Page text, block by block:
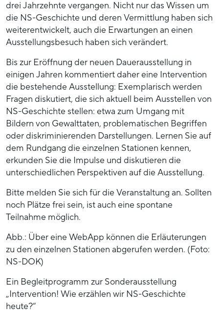
drei Jahrzehnte vergangen. Nicht nur das Wissen um
die NS-Geschichte und deren Vermittlung haben sich
weiterentwickelt, auch die Erwartungen an einen
Ausstellungsbesuch haben sich verändert.
Bis zur Eröffnung der neuen Dauerausstellung in
einigen Jahren kommentiert daher eine Intervention
die bestehende Ausstellung: Exemplarisch werden
Fragen diskutiert, die sich aktuell beim Ausstellen von
NS-Geschichte stellen: etwa zum Umgang mit
Bildern von Gewalttaten, problematischen Begriffen
oder diskriminierenden Darstellungen. Lernen Sie auf
dem Rundgang die einzelnen Stationen kennen,
erkunden Sie die Impulse und diskutieren die
unterschiedlichen Perspektiven auf die Ausstellung.
Bitte melden Sie sich für die Veranstaltung an. Sollten
noch Plätze frei sein, ist auch eine spontane
Teilnahme möglich.
Abb.: Über eine WebApp können die Erläuterungen
zu den einzelnen Stationen abgerufen werden. (Foto:
NS-DOK)
Ein Begleitprogramm zur Sonderausstellung
„Intervention! Wie erzählen wir NS-Geschichte
heute?“